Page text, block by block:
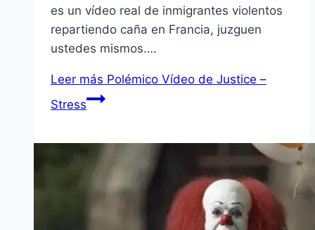
es un ví­deo real de inmigrantes violentos
repartiendo caña en Francia, juzguen
ustedes mismos….
Leer más Polémico Ví­deo de Justice –
Stress